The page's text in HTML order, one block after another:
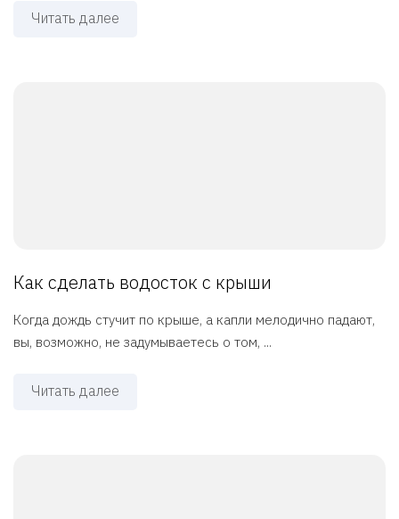
Читать далее
Как сделать водосток с крыши
Когда дождь стучит по крыше, а капли мелодично падают,
вы, возможно, не задумываетесь о том, ...
Читать далее